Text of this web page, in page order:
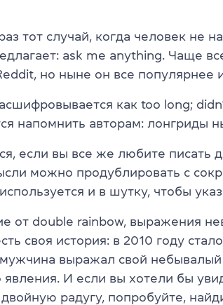
тот случай, когда человек не
ask me anything. Чаще
но ныне он все популярнее
как too long;
напомнить авторам: лонгриды
если вы все же любите писать
можно продублировать с
и в шутку, чтобы
от double rainbow, выражения
своя история: в 2010 году
выражал свой небывалый
И если вы хотели бы
радугу, попробуйте,